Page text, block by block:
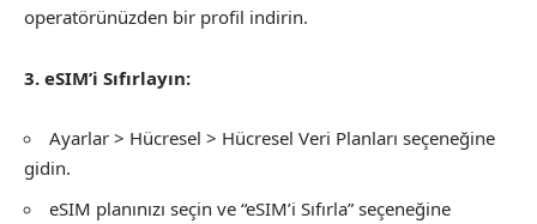
operatörünüzden bir profil indirin.
3. eSIM’i Sıfırlayın:
Ayarlar > Hücresel > Hücresel Veri Planları seçeneğine
gidin.
eSIM planınızı seçin ve “eSIM’i Sıfırla” seçeneğine